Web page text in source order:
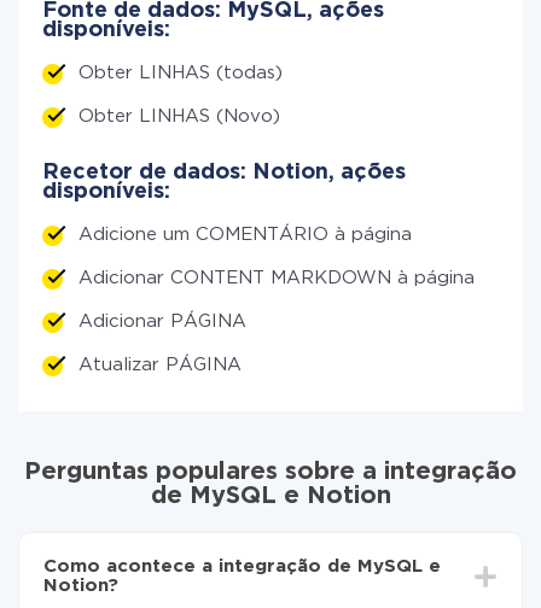
Fonte de dados: MySQL, ações
disponíveis:
Obter LINHAS (todas)
Obter LINHAS (Novo)
Recetor de dados: Notion, ações
disponíveis:
Adicione um COMENTÁRIO à página
Adicionar CONTENT MARKDOWN à página
Adicionar PÁGINA
Atualizar PÁGINA
Perguntas populares sobre a integração
de MySQL e Notion
Como acontece a integração de MySQL e
Notion?